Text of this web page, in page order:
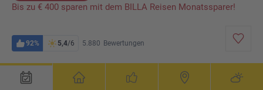
Bis zu € 400 sparen mit dem BILLA Reisen Monatssparer!
92% 5,4/6 5.880 Bewertungen